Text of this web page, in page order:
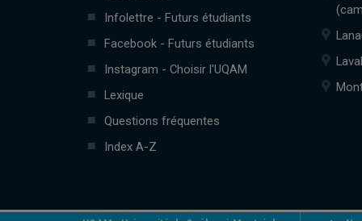
Infolettre - Futurs étudiants
Facebook - Futurs étudiants
Instagram - Choisir l'UQAM
Lexique
Questions fréquentes
Index A-Z
Laval